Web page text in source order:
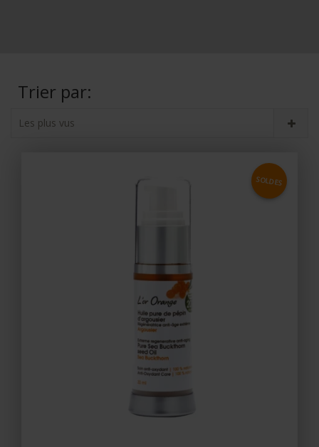
Trier par:
Les plus vus
SOLDES